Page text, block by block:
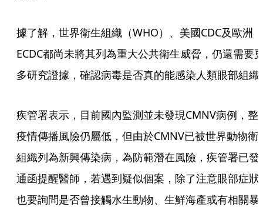
據了解，世界衛生組織（WHO）、美國CDC及歐洲
ECDC都尚未將其列為重大公共衛生威脅，仍還需要
多研究證據，確認病毒是否真的能感染人類眼部組織
疾管署表示，目前國內監測並未發現CMNV病例，整
疫情傳播風險仍屬低，但由於CMNV已被世界動物衛
組織列為新興傳染病，為防範潛在風險，疾管署已發
通函提醒醫師，若遇到疑似個案，除了注意眼部症狀
也要詢問是否曾接觸水生動物、生鮮海產或有相關暴